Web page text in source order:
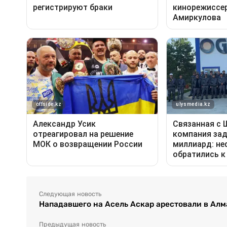
Следующая новость
Нападавшего на Асель Аскар арестовали в
Предыдущая новость